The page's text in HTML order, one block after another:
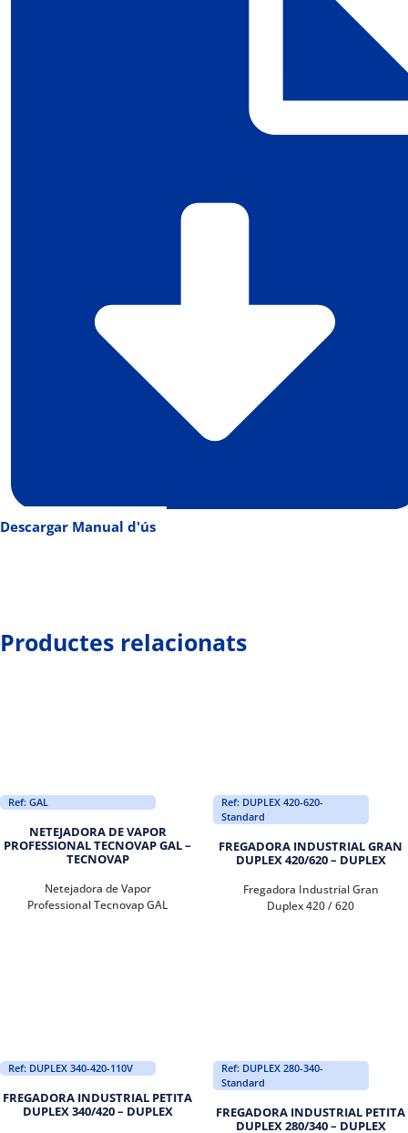
Descargar Manual d'ús
Productes relacionats
Ref: GAL
NETEJADORA DE VAPOR
PROFESSIONAL TECNOVAP GAL –
TECNOVAP
Netejadora de Vapor
Professional Tecnovap GAL
Ref: DUPLEX 420-620-
Standard
FREGADORA INDUSTRIAL GRAN
DUPLEX 420/620 – DUPLEX
Fregadora Industrial Gran
Duplex 420 / 620
Ref: DUPLEX 340-420-110V
FREGADORA INDUSTRIAL PETITA
DUPLEX 340/420 – DUPLEX
Ref: DUPLEX 280-340-
Standard
FREGADORA INDUSTRIAL PETITA
DUPLEX 280/340 – DUPLEX